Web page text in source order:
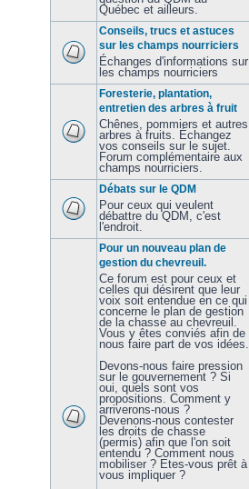
Québec et ailleurs.
Conseils, trucs et astuces
sur les champs nourriciers
Échanges d'informations sur
les champs nourriciers
Foresterie, plantation,
entretien des arbres à fruit
Chênes, pommiers et autres
arbres à fruits. Échangez
vos conseils sur le sujet.
Forum complémentaire aux
champs nourriciers.
Débats sur le QDM
Pour ceux qui veulent
débattre du QDM, c'est
l'endroit.
Pour un nouveau plan de
gestion du chevreuil.
Ce forum est pour ceux et
celles qui désirent que leur
voix soit entendue en ce qui
concerne le plan de gestion
de la chasse au chevreuil.
Vous y êtes conviés afin de
nous faire part de vos idées.
Devons-nous faire pression
sur le gouvernement ? Si
oui, quels sont vos
propositions. Comment y
arriverons-nous ?
Devenons-nous contester
les droits de chasse
(permis) afin que l'on soit
entendu ? Comment nous
mobiliser ? Etes-vous prêt à
vous impliquer ?